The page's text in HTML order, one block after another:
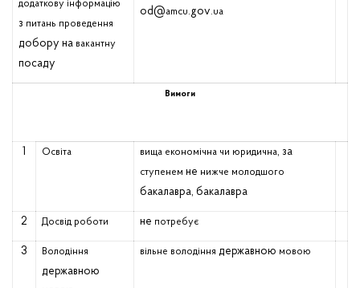
додаткову інформацію
з питань проведення
добору на вакантну
посаду
od@amcu.gov.ua
Вимоги
1 Освіта вища економічна чи юридична, за
ступенем не нижче молодшого
бакалавра, бакалавра
2 Досвід роботи не потребує
3 Володіння
державною
вільне володіння державною мовою